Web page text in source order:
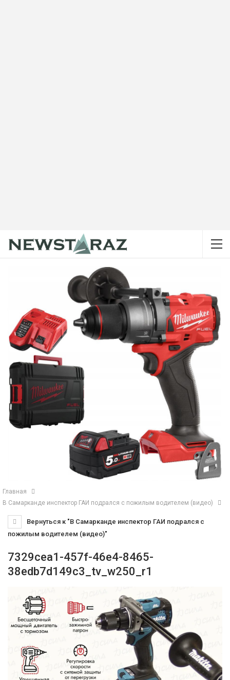
Главная
В Самарканде инспектор ГАИ подрался с пожилым водителем (видео)
Вернуться к "В Самарканде инспектор ГАИ подрался с
пожилым водителем (видео)"
7329cea1-457f-46e4-8465-
38edb7d149c3_tv_w250_r1